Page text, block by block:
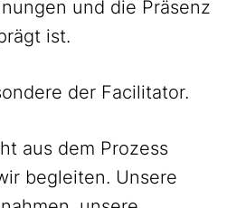
und die Präsenz
ist.
der Facilitator.
aus dem Prozess
begleiten. Unsere